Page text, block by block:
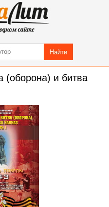
Найти
(оборона) и битва